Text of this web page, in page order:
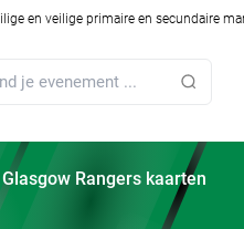
en veilige primaire en secundaire
Rangers kaarten